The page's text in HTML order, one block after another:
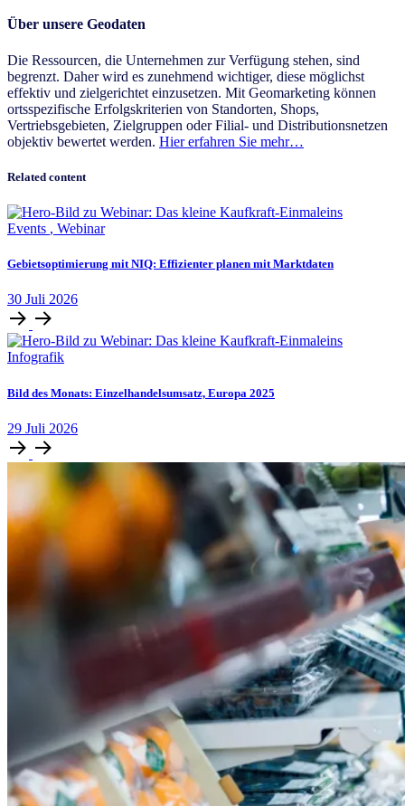
Über unsere Geodaten
Die Ressourcen, die Unternehmen zur Verfügung stehen, sind
begrenzt. Daher wird es zunehmend wichtiger, diese möglichst
effektiv und zielgerichtet einzusetzen. Mit Geomarketing können
ortsspezifische Erfolgskriterien von Standorten, Shops,
Vertriebsgebieten, Zielgruppen oder Filial- und Distributionsnetzen
objektiv bewertet werden. Hier erfahren Sie mehr…
Related content
Events , Webinar
Gebietsoptimierung mit NIQ: Effizienter planen mit Marktdaten
30 Juli 2026
Infografik
Bild des Monats: Einzelhandelsumsatz, Europa 2025
29 Juli 2026